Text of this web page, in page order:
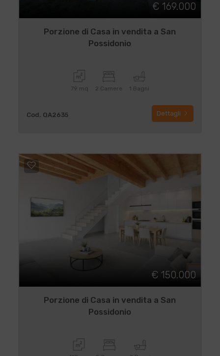
€ 169.000
Porzione di Casa in vendita a San
Possidonio
79 mq 2 Camere 1 Bagni
Cod. QA2635 Dettagli
€ 150.000
Porzione di Casa in vendita a San
Possidonio